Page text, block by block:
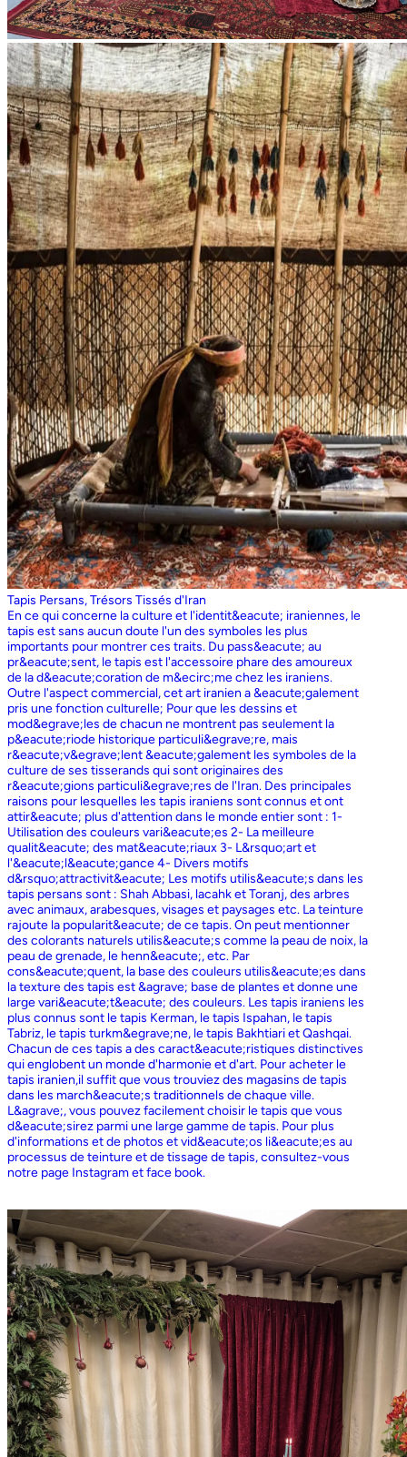
Tapis Persans, Trésors Tissés d'Iran
En ce qui concerne la culture et l'identit&eacute; iraniennes, le
tapis est sans aucun doute l'un des symboles les plus
importants pour montrer ces traits. Du pass&eacute; au
pr&eacute;sent, le tapis est l'accessoire phare des amoureux
de la d&eacute;coration de m&ecirc;me chez les iraniens.
Outre l'aspect commercial, cet art iranien a &eacute;galement
pris une fonction culturelle; Pour que les dessins et
mod&egrave;les de chacun ne montrent pas seulement la
p&eacute;riode historique particuli&egrave;re, mais
r&eacute;v&egrave;lent &eacute;galement les symboles de la
culture de ses tisserands qui sont originaires des
r&eacute;gions particuli&egrave;res de l'Iran. Des principales
raisons pour lesquelles les tapis iraniens sont connus et ont
attir&eacute; plus d'attention dans le monde entier sont : 1-
Utilisation des couleurs vari&eacute;es 2- La meilleure
qualit&eacute; des mat&eacute;riaux 3- L&rsquo;art et
l'&eacute;l&eacute;gance 4- Divers motifs
d&rsquo;attractivit&eacute; Les motifs utilis&eacute;s dans les
tapis persans sont : Shah Abbasi, lacahk et Toranj, des arbres
avec animaux, arabesques, visages et paysages etc. La teinture
rajoute la popularit&eacute; de ce tapis. On peut mentionner
des colorants naturels utilis&eacute;s comme la peau de noix, la
peau de grenade, le henn&eacute;, etc. Par
cons&eacute;quent, la base des couleurs utilis&eacute;es dans
la texture des tapis est &agrave; base de plantes et donne une
large vari&eacute;t&eacute; des couleurs. Les tapis iraniens les
plus connus sont le tapis Kerman, le tapis Ispahan, le tapis
Tabriz, le tapis turkm&egrave;ne, le tapis Bakhtiari et Qashqai.
Chacun de ces tapis a des caract&eacute;ristiques distinctives
qui englobent un monde d'harmonie et d'art. Pour acheter le
tapis iranien,il suffit que vous trouviez des magasins de tapis
dans les march&eacute;s traditionnels de chaque ville.
L&agrave;, vous pouvez facilement choisir le tapis que vous
d&eacute;sirez parmi une large gamme de tapis. Pour plus
d'informations et de photos et vid&eacute;os li&eacute;es au
processus de teinture et de tissage de tapis, consultez-vous
notre page Instagram et face book.